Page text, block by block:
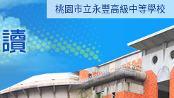
桃園市立永豐高級中等學校